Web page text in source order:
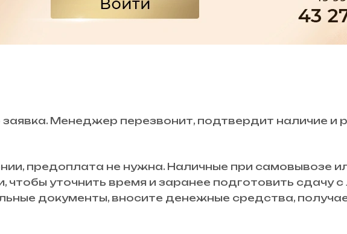
Менеджер перезвонит, подтвердит наличие и
предоплата не нужна. Наличные при самовывозе
чтобы уточнить время и заранее подготовить сдачу
документы, вносите денежные средства,